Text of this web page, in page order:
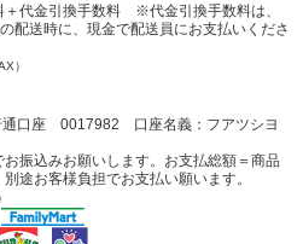
代金引換手数料 ※代金引換手数料は、
配送時に、現金で配送員にお支払いくださ
）
口座 0017982 口座名義：フアツシヨ
振込みお願いします。お支払総額＝商品
お客様負担でお支払い願います。